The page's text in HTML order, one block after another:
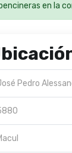
en la
Pedro